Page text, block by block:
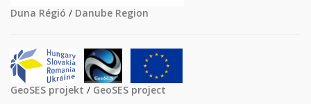
Duna Régió / Danube Region
GeoSES projekt / GeoSES project